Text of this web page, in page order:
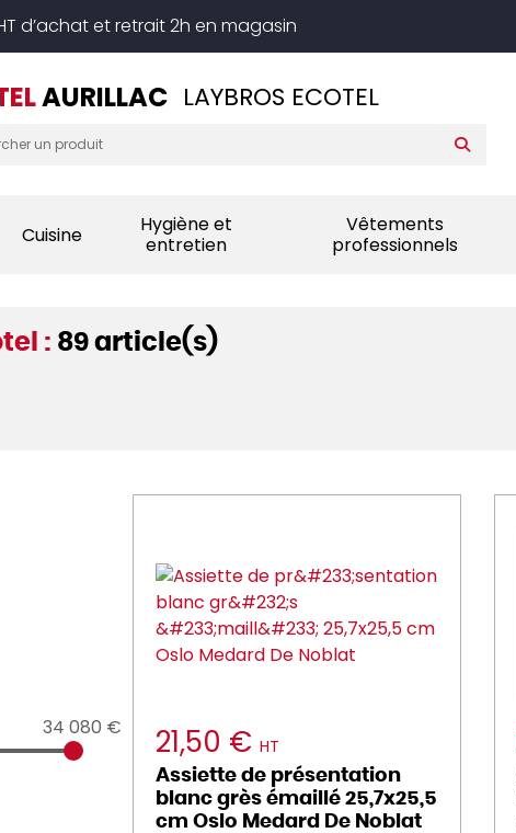
d’achat et retrait 2h en magasin
AURILLAC LAYBROS ECOTEL
Cuisine
Hygiène et
entretien
Vêtements
professionnels
: 89 article(s)
34 080 € 21,50 € HT
Assiette de présentation
blanc grès émaillé 25,7x25,5
cm Oslo Medard De Noblat